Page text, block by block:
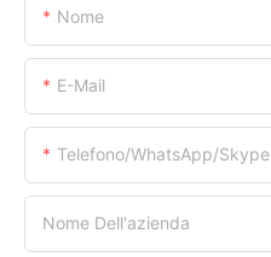
Nome
E-Mail
Telefono/whatsApp/skype
Nome Dell'azienda